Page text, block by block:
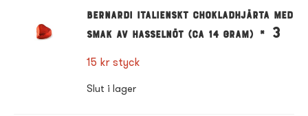
Bernardi Italienskt chokladhjärta med
smak av hasselnöt (ca 14 gram)× 3
15 kr styck
Slut i lager